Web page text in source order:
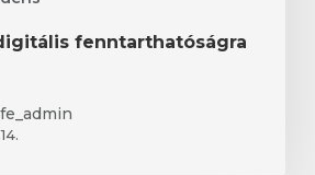
fenntarthatóságra